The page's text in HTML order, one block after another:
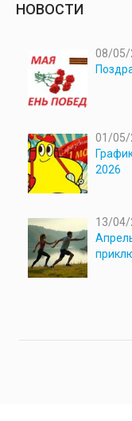
НОВОСТИ
08/05/
01/05/
2026
13/04/